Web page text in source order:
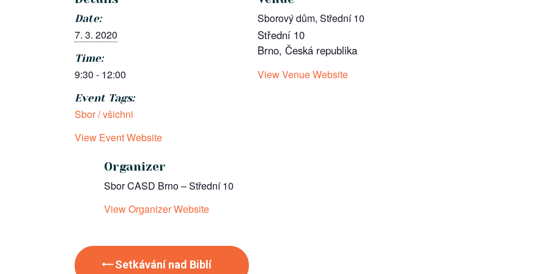
Date:
7. 3. 2020
Time:
9:30 - 12:00
Event Tags:
Sbor / všichni
View Event Website
Sborový dům, Střední 10
Střední 10
Brno, Česká republika
View Venue Website
Organizer
Sbor CASD Brno – Střední 10
View Organizer Website
Setkávání nad Biblí